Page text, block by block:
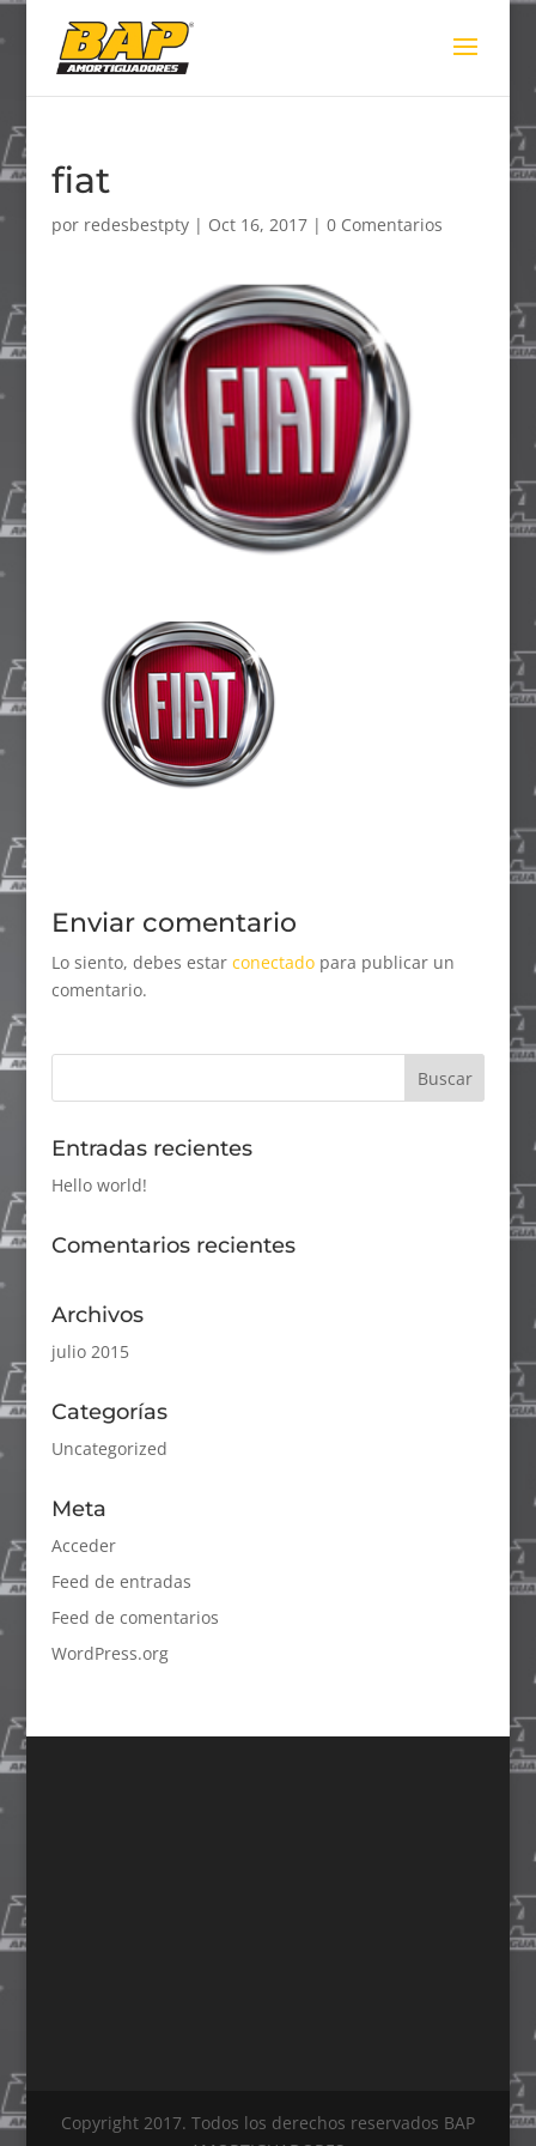
fiat
por redesbestpty| Oct 16, 2017| 0 Comentarios
Enviar comentario
Lo siento, debes estar conectadopara publicar un
comentario.
Entradas recientes
Hello world!
Comentarios recientes
Archivos
julio 2015
Categorías
Uncategorized
Meta
Acceder
Feed de entradas
Feed de comentarios
WordPress.org
Copyright 2017. Todos los derechos reservados BAP